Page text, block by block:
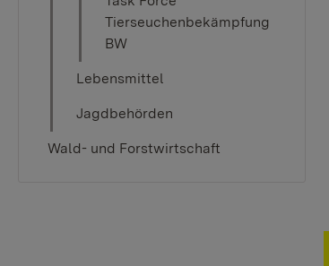
Tierseuchenbekämpfung
BW
Lebensmittel
Jagdbehörden
Wald- und Forstwirtschaft